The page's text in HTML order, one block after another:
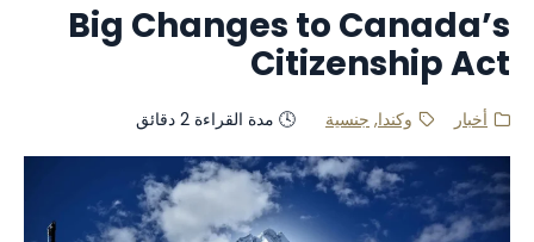
Big Changes to Canada’s
Citizenship Act
أخبار وكندا, جنسية 🕓 مدة القراءة 2 دقائق